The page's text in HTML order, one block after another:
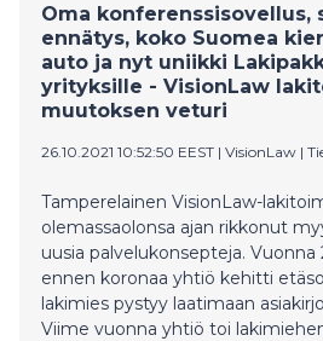
Oma konferenssisovellus,
ennätys, koko Suomea
auto ja nyt uniikki
yrityksille - VisionLaw
muutoksen veturi
26.10.2021 10:52:50 EEST | VisionLaw |
Tamperelainen VisionLaw-
olemassaolonsa ajan rikkonut
uusia palvelukonsepteja. Vuonna
ennen koronaa yhtiö kehitti
lakimies pystyy laatimaan
Viime vuonna yhtiö toi